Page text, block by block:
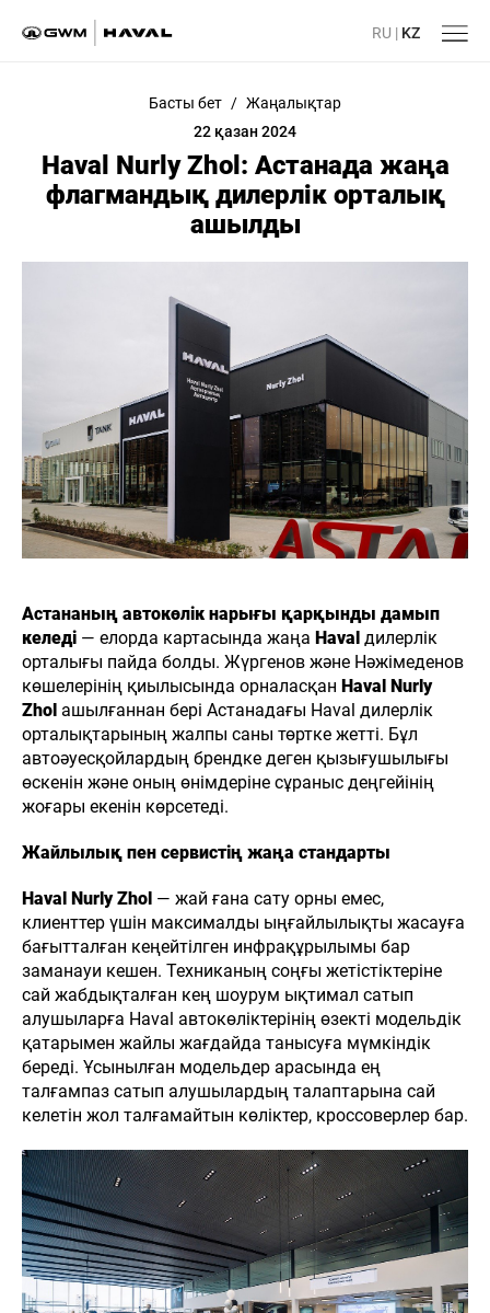
RU | KZ
Басты бет / Жаңалықтар
22 қазан 2024
Haval Nurly Zhol: Астанада жаңа
флагмандық дилерлік орталық
ашылды
Астананың автокөлік нарығы қарқынды дамып
келеді — елорда картасында жаңа Haval дилерлік
орталығы пайда болды. Жүргенов және Нәжімеденов
көшелерінің қиылысында орналасқан Haval Nurly
Zhol ашылғаннан бері Астанадағы Haval дилерлік
орталықтарының жалпы саны төртке жетті. Бұл
автоәуесқойлардың брендке деген қызығушылығы
өскенін және оның өнімдеріне сұраныс деңгейінің
жоғары екенін көрсетеді.
Жайлылық пен сервистің жаңа стандарты
Haval Nurly Zhol — жай ғана сату орны емес,
клиенттер үшін максималды ыңғайлылықты жасауға
бағытталған кеңейтілген инфрақұрылымы бар
заманауи кешен. Техниканың соңғы жетістіктеріне
сай жабдықталған кең шоурум ықтимал сатып
алушыларға Haval автокөліктерінің өзекті модельдік
қатарымен жайлы жағдайда танысуға мүмкіндік
береді. Ұсынылған модельдер арасында ең
талғампаз сатып алушылардың талаптарына сай
келетін жол талғамайтын көліктер, кроссоверлер бар.